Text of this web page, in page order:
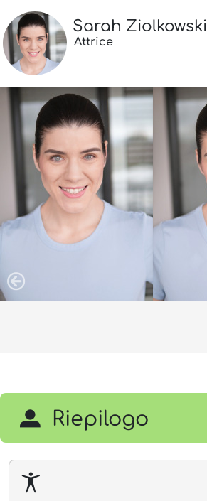
Sarah Ziolkowski
Attrice
Riepilogo